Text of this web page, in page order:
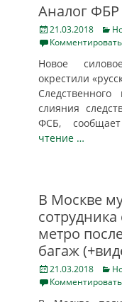
Аналог ФБР
Posted
on
21.03.2018
Комментировать
Новое
окрестили
слияния
ФСБ,
чтение …
В Москве
метро
багаж
Posted
on
21.03.2018
Комментировать